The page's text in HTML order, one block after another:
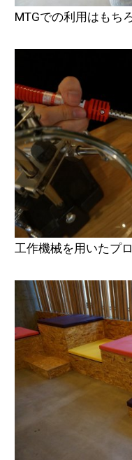
MTGでの利用はもちろ
工作機械を用いたプ